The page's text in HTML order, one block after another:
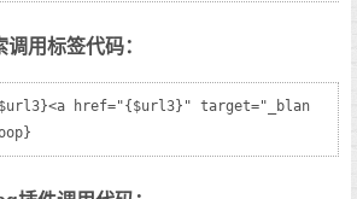
用标签代码：
$url3}<a href="{$url3}" target="_blan